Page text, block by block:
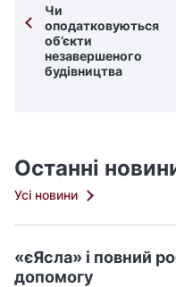
Чи
оподатковуються
об’єкти
незавершеного
будівництва
Останні
Усі новини
«єЯсла» і повний
допомогу